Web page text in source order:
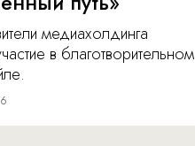
медиахолдинга
в благотворительном